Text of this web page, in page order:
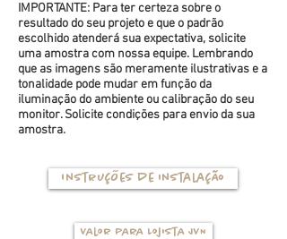
IMPORTANTE: Para ter certeza sobre o
resultado do seu projeto e que o padrão
escolhido atenderá sua expectativa, solicite
uma amostra com nossa equipe. Lembrando
que as imagens são meramente ilustrativas e a
tonalidade pode mudar em função da
iluminação do ambiente ou calibração do seu
monitor. Solicite condições para envio da sua
amostra.
Instruções de instalação
Valor para Lojista JVN